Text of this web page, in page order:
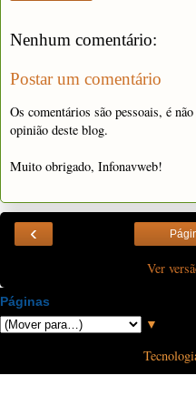
Nenhum comentário:
Postar um comentário
Os comentários são pessoais, é
opinião deste blog.
Muito obrigado, Infonavweb!
‹
Ver
Páginas
▼